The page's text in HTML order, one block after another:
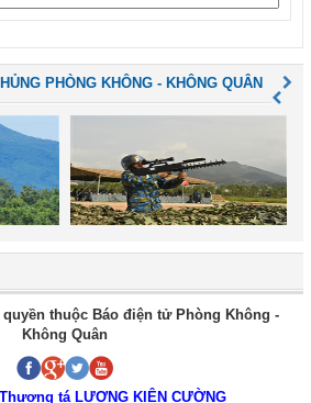
PHÒNG KHÔNG - KHÔNG QUÂN
thuộc Báo điện tử Phòng Không -
Không Quân
Thượng tá LƯƠNG KIÊN CƯỜNG